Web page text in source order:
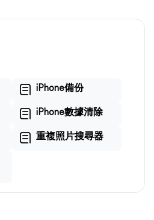
iPhone備份
iPhone數據清除
重複照片搜尋器